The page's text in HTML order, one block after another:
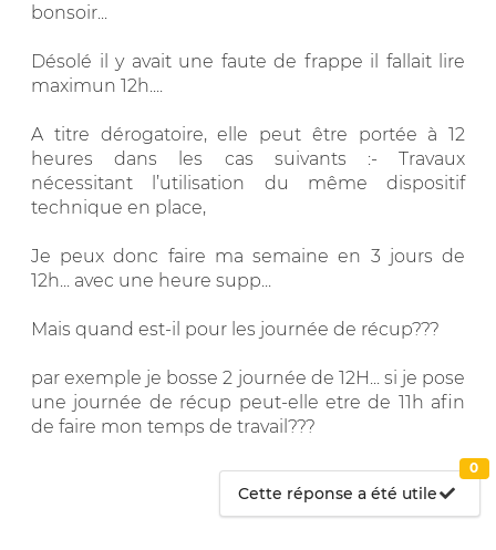
bonsoir...
Désolé il y avait une faute de frappe il fallait lire
maximun 12h....
A titre dérogatoire, elle peut être portée à 12
heures dans les cas suivants :- Travaux
nécessitant l’utilisation du même dispositif
technique en place,
Je peux donc faire ma semaine en 3 jours de
12h... avec une heure supp...
Mais quand est-il pour les journée de récup???
par exemple je bosse 2 journée de 12H... si je pose
une journée de récup peut-elle etre de 11h afin
de faire mon temps de travail???
Cette réponse a été utile
0